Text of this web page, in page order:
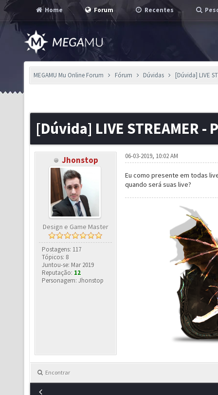
Home Forum Recentes
MEGAMU Mu Online Forum Fórum Dúvidas [Dúvida] LIVE
[Dúvida] LIVE STREAMER -
Jhonstop
Design e Game Master
Postagens: 117
Tópicos: 8
Juntou-se: Mar 2019
Reputação: 12
Personagem: Jhonstop
06-03-2019, 10:02 AM
Eu como presente em todas
quando será suas live?
Encontrar